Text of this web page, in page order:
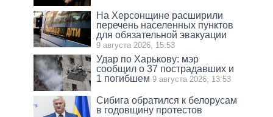
На Херсонщине расширили
перечень населенных пунктов
для обязательной эвакуации
9 августа 2026, 15:53
Удар по Харькову: мэр
сообщил о 37 пострадавших и
1 погибшем 9 августа 2026, 13:53
Сибига обратился к белорусам
в годовщину протестов